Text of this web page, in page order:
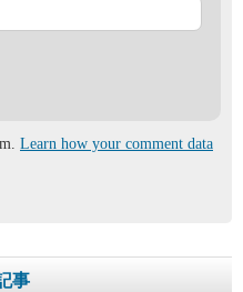
Learn how your comment data
事